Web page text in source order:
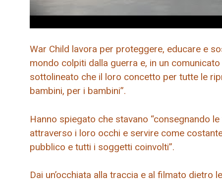
War Child lavora per proteggere, educare e
mondo colpiti dalla guerra e, in un
sottolineato che il loro concetto per tutte le
bambini, per i bambini”.
Hanno spiegato che stavano “consegnando
attraverso i loro occhi e servire come
pubblico e tutti i soggetti coinvolti”.
Dai un’occhiata alla traccia e al filmato dietro